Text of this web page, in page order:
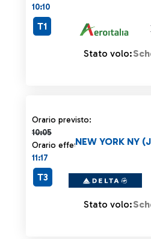
10:10
T1
Stato volo:
Orario previsto:
10:05
Orario previsto 10:05 barrato
Orario effettivo:
11:17
NEW YORK NY
T3
Stato volo: